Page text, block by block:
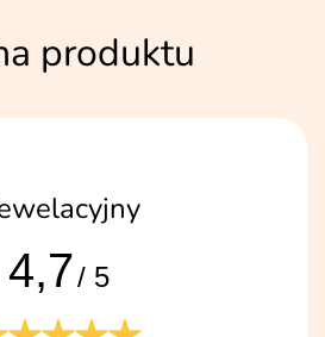
produktu
4,7/ 5